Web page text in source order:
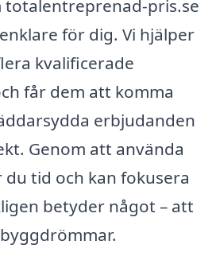
pris.se
för dig. Vi hjälper
kvalificerade
får dem att komma
erbjudanden
Genom att använda
tid och kan fokusera
betyder något – att